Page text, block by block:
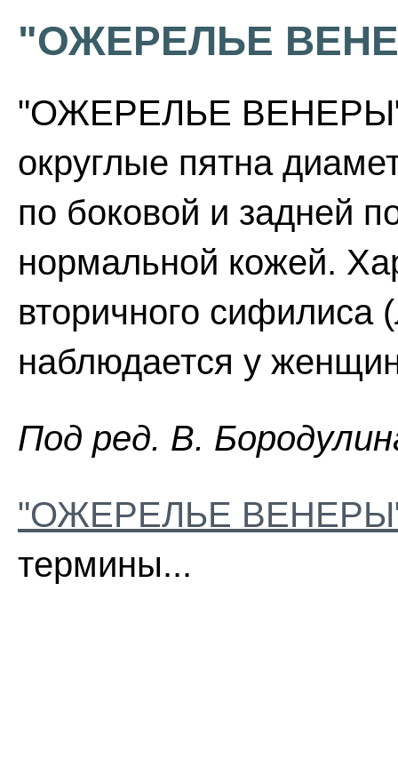
"ОЖЕРЕЛЬЕ
"ОЖЕРЕЛЬЕ ВЕНЕРЫ"
округлые пятна
по боковой и задней
нормальной кожей.
вторичного
наблюдается у
Пoд peд. B.
"ОЖЕРЕЛЬЕ
термины...